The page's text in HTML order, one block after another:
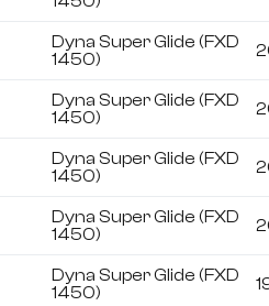
Dyna Super Glide (FXD
1450)
Dyna Super Glide (FXD
1450)
Dyna Super Glide (FXD
1450)
Dyna Super Glide (FXD
1450)
Dyna Super Glide (FXD
1450)